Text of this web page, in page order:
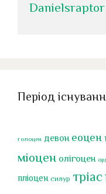
Danielsraptor
Період
голоцен девон еоцен
міоцен олігоцен
пліоцен силур тріас